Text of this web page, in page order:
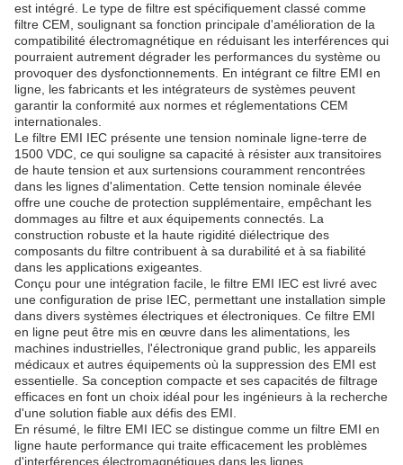
est intégré. Le type de filtre est spécifiquement classé comme
filtre CEM, soulignant sa fonction principale d'amélioration de la
compatibilité électromagnétique en réduisant les interférences qui
pourraient autrement dégrader les performances du système ou
provoquer des dysfonctionnements. En intégrant ce filtre EMI en
ligne, les fabricants et les intégrateurs de systèmes peuvent
garantir la conformité aux normes et réglementations CEM
internationales.
Le filtre EMI IEC présente une tension nominale ligne-terre de
1500 VDC, ce qui souligne sa capacité à résister aux transitoires
de haute tension et aux surtensions couramment rencontrées
dans les lignes d'alimentation. Cette tension nominale élevée
offre une couche de protection supplémentaire, empêchant les
dommages au filtre et aux équipements connectés. La
construction robuste et la haute rigidité diélectrique des
composants du filtre contribuent à sa durabilité et à sa fiabilité
dans les applications exigeantes.
Conçu pour une intégration facile, le filtre EMI IEC est livré avec
une configuration de prise IEC, permettant une installation simple
dans divers systèmes électriques et électroniques. Ce filtre EMI
en ligne peut être mis en œuvre dans les alimentations, les
machines industrielles, l'électronique grand public, les appareils
médicaux et autres équipements où la suppression des EMI est
essentielle. Sa conception compacte et ses capacités de filtrage
efficaces en font un choix idéal pour les ingénieurs à la recherche
d'une solution fiable aux défis des EMI.
En résumé, le filtre EMI IEC se distingue comme un filtre EMI en
ligne haute performance qui traite efficacement les problèmes
d'interférences électromagnétiques dans les lignes